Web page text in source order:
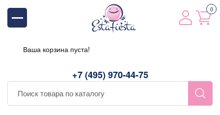
+7 (495) 970-44-75
0
Ваша корзина пуста!